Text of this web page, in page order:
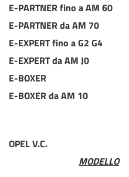
E-PARTNER fino a AM 60
E-PARTNER da AM 70
E-EXPERT fino a G2 G4
E-EXPERT da AM J0
E-BOXER
E-BOXER da AM 10
OPEL V.C.
MODELLO